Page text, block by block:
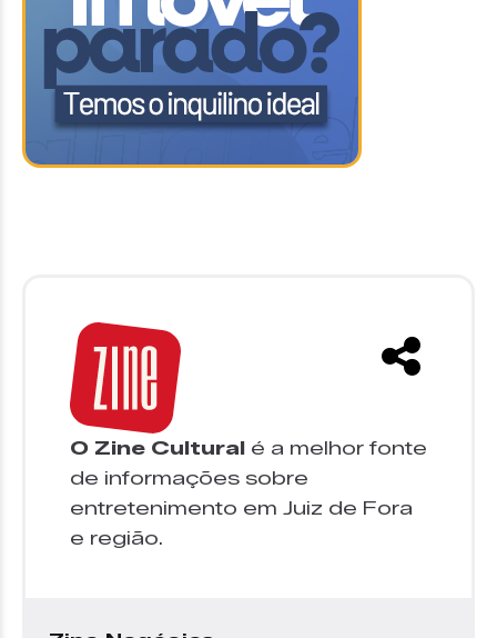
O Zine Cultural é a melhor fonte
de informações sobre
entretenimento em Juiz de Fora
e região.